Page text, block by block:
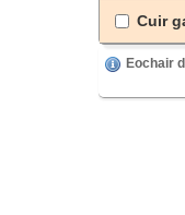
Cuir
Eochair